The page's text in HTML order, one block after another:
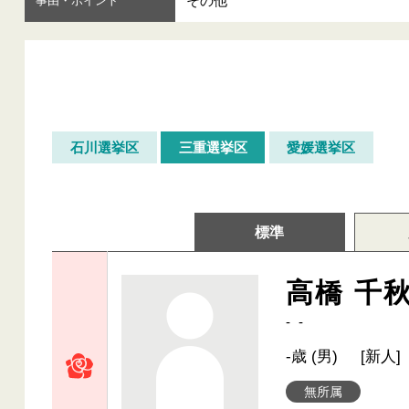
石川選挙区 三重選挙区 愛媛選挙区
標準
高橋 千
- -
無所属
-歳 (男) [新人]